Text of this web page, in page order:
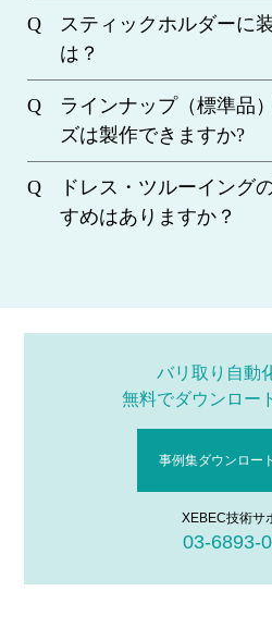
スティックホルダーに
は？
ラインナップ（標準品
ズは製作できますか?
ドレス・ツルーイング
すめはありますか？
バリ取り自動
無料でダウンロー
事例集ダウンロー
XEBEC技術サ
03-6893-